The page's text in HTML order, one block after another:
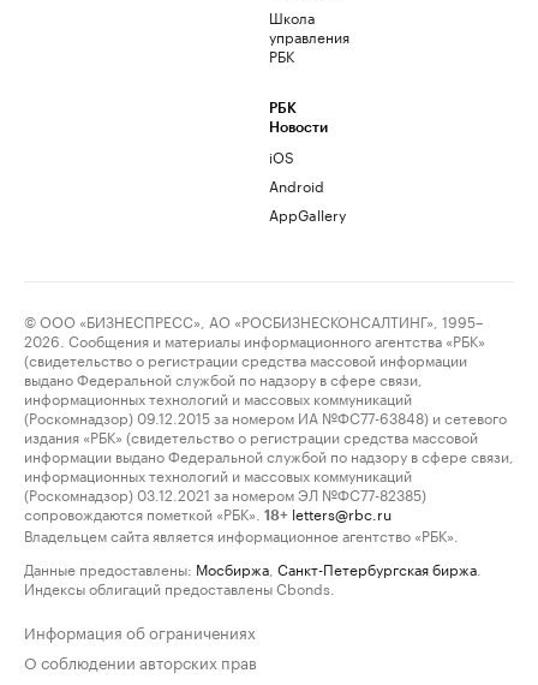
Школа
управления
РБК
РБК
Новости
iOS
Android
AppGallery
© ООО «БИЗНЕСПРЕСС», АО «РОСБИЗНЕСКОНСАЛТИНГ», 1995–
2026. Сообщения и материалы информационного агентства «РБК»
(свидетельство о регистрации средства массовой информации
выдано Федеральной службой по надзору в сфере связи,
информационных технологий и массовых коммуникаций
(Роскомнадзор) 09.12.2015 за номером ИА №ФС77-63848) и сетевого
издания «РБК» (свидетельство о регистрации средства массовой
информации выдано Федеральной службой по надзору в сфере связи,
информационных технологий и массовых коммуникаций
(Роскомнадзор) 03.12.2021 за номером ЭЛ №ФС77-82385)
сопровождаются пометкой «РБК».
18+ letters@rbc.ru
Владельцем сайта является информационное агентство «РБК».
Данные предоставлены: Мосбиржа Санкт-Петербургская биржа
Индексы облигаций предоставлены Cbonds.
Информация об ограничениях
О соблюдении авторских прав